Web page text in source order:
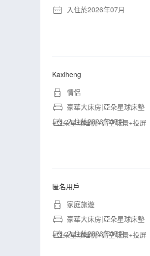
入住於2026年07月
Kaxiheng
情侶
豪華大床房|亞朵星球床墊
+亞朵星球睡枕+高空城景+投屏
入住於2026年07月
匿名用戶
家庭旅遊
豪華大床房|亞朵星球床墊
+亞朵星球睡枕+高空城景+投屏
入住於2026年07月